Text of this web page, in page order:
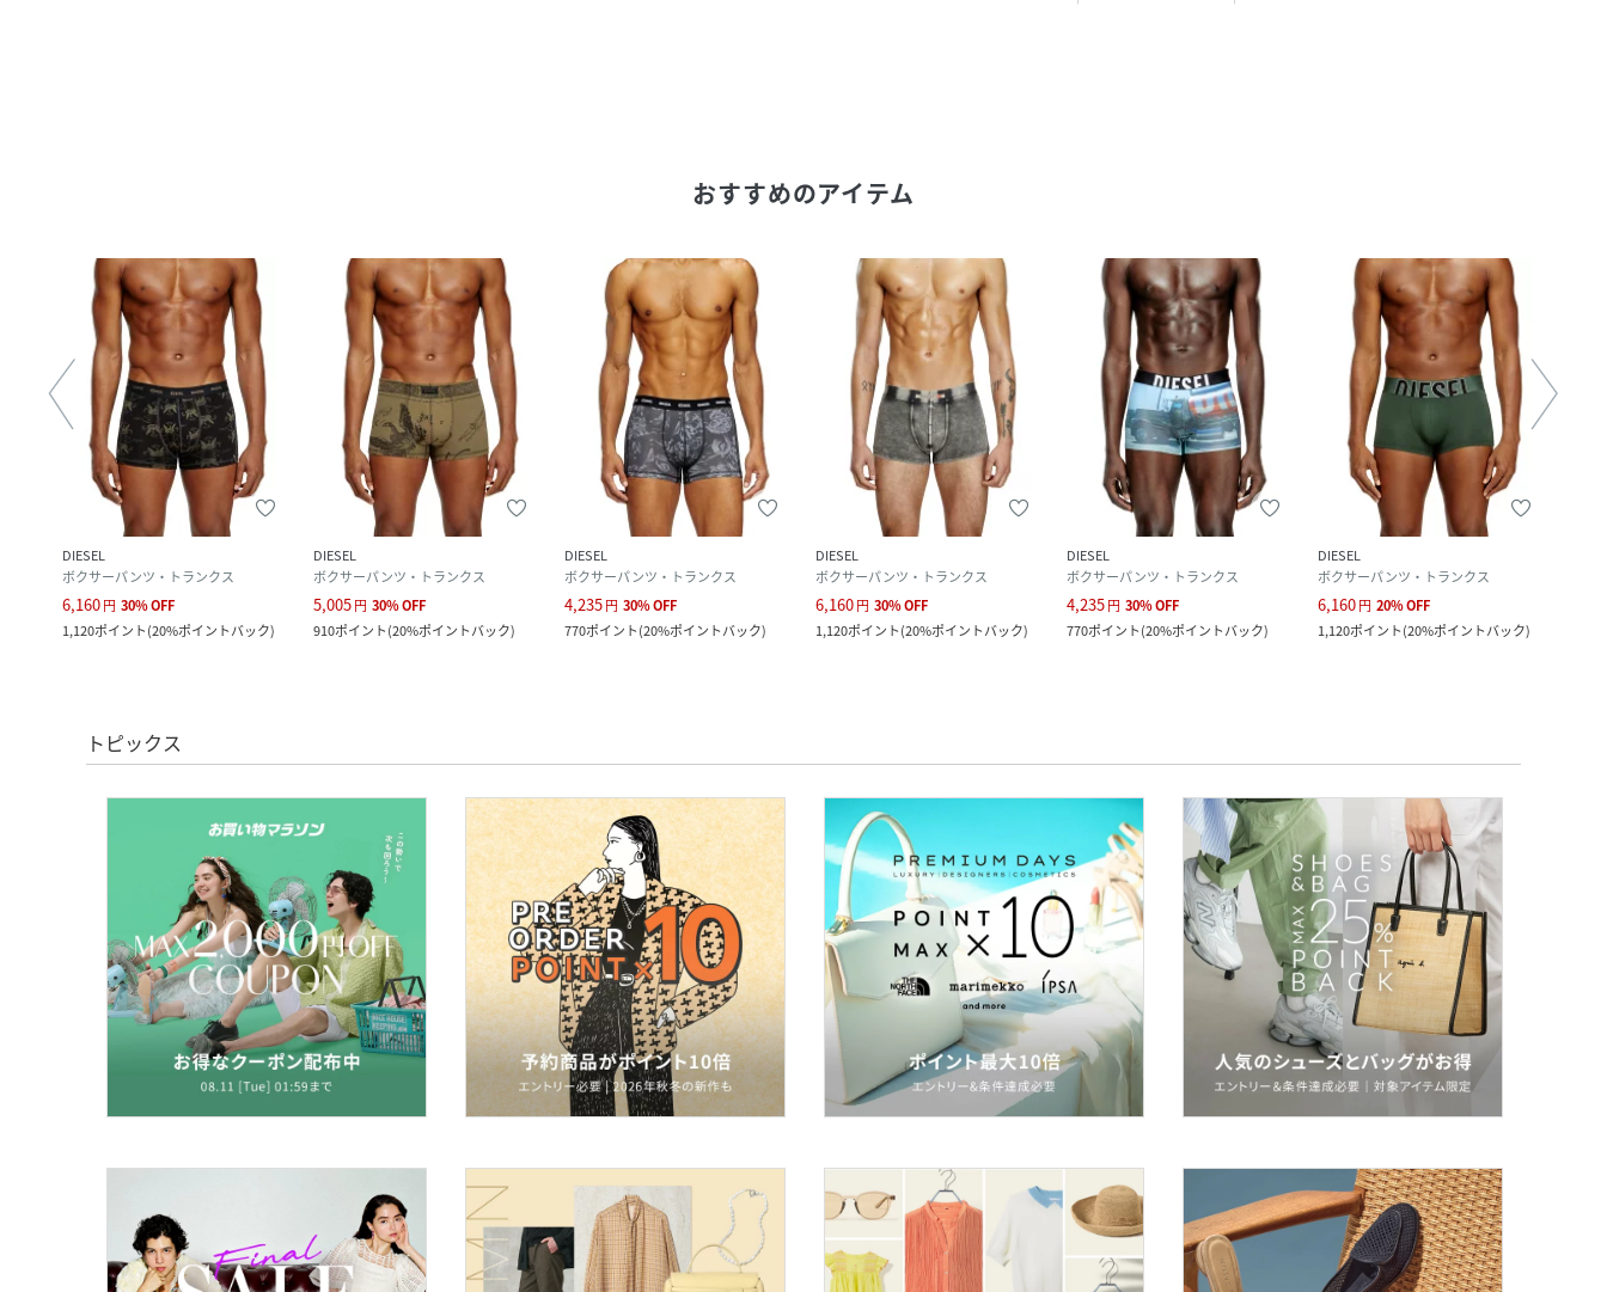
おすすめのアイテム
DIESEL
ボクサーパンツ・トランクス
6,160円 30%OFF
1,120ポイント(20%ポイントバック)
DIESEL
ボクサーパンツ・トランクス
5,005円 30%OFF
910ポイント(20%ポイントバック)
DIESEL
ボクサーパンツ・トランクス
4,235円 30%OFF
770ポイント(20%ポイントバック)
DIESEL
ボクサーパンツ・トランクス
6,160円 30%OFF
1,120ポイント(20%ポイントバック)
DIESEL
ボクサーパンツ・トランクス
4,235円 30%OFF
770ポイント(20%ポイントバック)
DIESEL
ボクサーパンツ・トランクス
6,160円 20%OFF
1,120ポイント(20%ポイントバック)
トピックス